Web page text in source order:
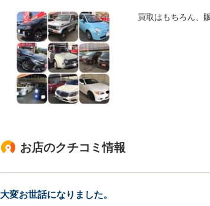
買取はもちろん、
お店のクチコミ情報
大変お世話になりました。